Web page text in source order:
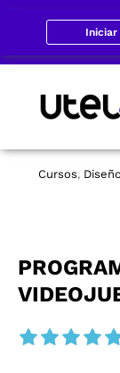
Iniciar
Cursos,